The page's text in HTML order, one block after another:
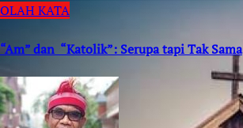
OLAH KATA
“Am” dan “Katolik”: Serupa tapi Tak Sama